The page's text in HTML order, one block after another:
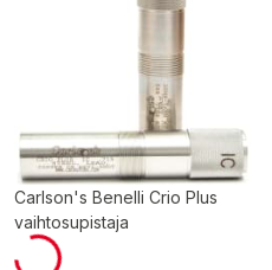
Carlson's Benelli Crio Plus
vaihtosupistaja